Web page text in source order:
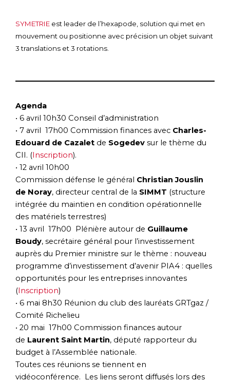
SYMETRIE est leader de l’hexapode, solution qui met en
mouvement ou positionne avec précision un objet suivant
3 translations et 3 rotations.
Agenda
• 6 avril 10h30 Conseil d’administration
• 7 avril 17h00 Commission finances avec Charles-
Edouard de Cazalet de Sogedev sur le thème du
CII. (Inscription).
• 12 avril 10h00
Commission défense le général Christian Jouslin
de Noray, directeur central de la SIMMT (structure
intégrée du maintien en condition opérationnelle
des matériels terrestres)
• 13 avril 17h00 Plénière autour de Guillaume
Boudy, secrétaire général pour l’investissement
auprès du Premier ministre sur le thème : nouveau
programme d’investissement d’avenir PIA4 : quelles
opportunités pour les entreprises innovantes
(Inscription)
• 6 mai 8h30 Réunion du club des lauréats GRTgaz /
Comité Richelieu
• 20 mai 17h00 Commission finances autour
de Laurent Saint Martin, député rapporteur du
budget à l’Assemblée nationale.
Toutes ces réunions se tiennent en
vidéoconférence. Les liens seront diffusés lors des